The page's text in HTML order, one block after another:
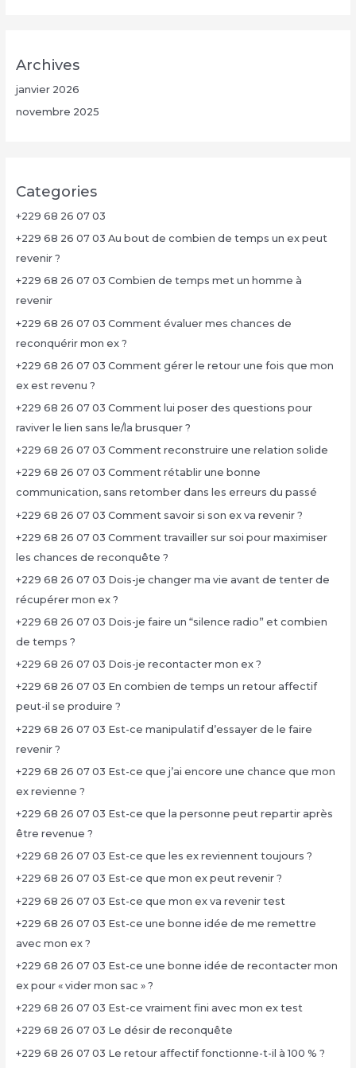
Archives
janvier 2026
novembre 2025
Categories
+229 68 26 07 03
+229 68 26 07 03 Au bout de combien de temps un ex peut
revenir ?
+229 68 26 07 03 Combien de temps met un homme à
revenir
+229 68 26 07 03 Comment évaluer mes chances de
reconquérir mon ex ?
+229 68 26 07 03 Comment gérer le retour une fois que mon
ex est revenu ?
+229 68 26 07 03 Comment lui poser des questions pour
raviver le lien sans le/la brusquer ?
+229 68 26 07 03 Comment reconstruire une relation solide
+229 68 26 07 03 Comment rétablir une bonne
communication, sans retomber dans les erreurs du passé
+229 68 26 07 03 Comment savoir si son ex va revenir ?
+229 68 26 07 03 Comment travailler sur soi pour maximiser
les chances de reconquête ?
+229 68 26 07 03 Dois-je changer ma vie avant de tenter de
récupérer mon ex ?
+229 68 26 07 03 Dois-je faire un “silence radio” et combien
de temps ?
+229 68 26 07 03 Dois-je recontacter mon ex ?
+229 68 26 07 03 En combien de temps un retour affectif
peut-il se produire ?
+229 68 26 07 03 Est-ce manipulatif d’essayer de le faire
revenir ?
+229 68 26 07 03 Est-ce que j’ai encore une chance que mon
ex revienne ?
+229 68 26 07 03 Est-ce que la personne peut repartir après
être revenue ?
+229 68 26 07 03 Est-ce que les ex reviennent toujours ?
+229 68 26 07 03 Est-ce que mon ex peut revenir ?
+229 68 26 07 03 Est-ce que mon ex va revenir test
+229 68 26 07 03 Est-ce une bonne idée de me remettre
avec mon ex ?
+229 68 26 07 03 Est-ce une bonne idée de recontacter mon
ex pour « vider mon sac » ?
+229 68 26 07 03 Est-ce vraiment fini avec mon ex test
+229 68 26 07 03 Le désir de reconquête
+229 68 26 07 03 Le retour affectif fonctionne-t-il à 100 % ?